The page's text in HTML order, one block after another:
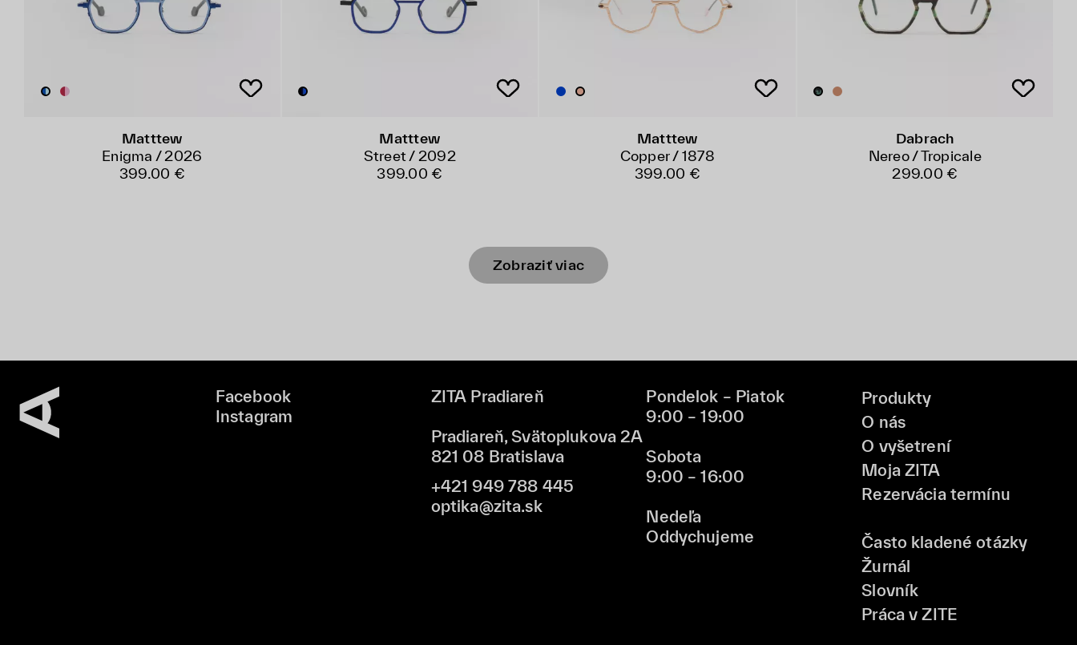
Matttew
Enigma / 2026
399.00 €
Matttew
Street / 2092
399.00 €
Matttew
Copper / 1878
399.00 €
Dabrach
Nereo / Tropicale
299.00 €
Zobraziť viac
Facebook
Instagram
ZITA Pradiareň
Pradiareň, Svätoplukova 2A
821 08 Bratislava
+421 949 788 445
optika@zita.sk
Pondelok – Piatok
9:00 – 19:00
Sobota
9:00 – 16:00
Nedeľa
Oddychujeme
Produkty
O nás
O vyšetrení
Moja ZITA
Rezervácia termínu
Často kladené otázky
Žurnál
Slovník
Práca v ZITE